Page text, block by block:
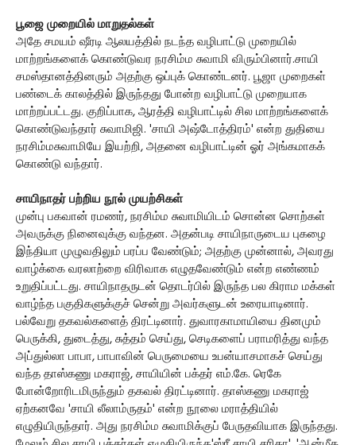
பூஜை முறையில் மாறுதல்கள்
அதே சமயம் ஷீரடி ஆலயத்தில் நடந்த வழிபாட்டு முறையில்
மாற்றங்களைக் கொண்டுவர நரசிம்ம சுவாமி விரும்பினார்.சாயி
சமஸ்தானத்தினரும் அதற்கு ஒப்புக் கொண்டனர். பூஜா முறைகள்
பண்டைக் காலத்தில் இருந்தது போன்ற வழிபாட்டு முறையாக
மாற்றப்பட்டது. குறிப்பாக, ஆரத்தி வழிபாட்டில் சில மாற்றங்களைக்
கொண்டுவந்தார் சுவாமிஜி. 'சாயி அஷ்டோத்திரம்' என்ற துதியை
நரசிம்மசுவாமியே இயற்றி, அதனை வழிபாட்டின் ஓர் அங்கமாகக்
கொண்டு வந்தார்.
சாயிநாதர் பற்றிய நூல் முயற்சிகள்
முன்பு பகவான் ரமணர், நரசிம்ம சுவாமியிடம் சொன்ன சொற்கள்
அவருக்கு நினைவுக்கு வந்தன. அதன்படி சாயிநாருடைய புகழை
இந்தியா முழுவதிலும் பரப்ப வேண்டும்; அதற்கு முன்னால், அவரது
வாழ்க்கை வரலாற்றை விரிவாக எழுதவேண்டும் என்ற எண்ணம்
உறுதிப்பட்டது. சாயிநாதருடன் தொடர்பில் இருந்த பல கிராம மக்கள்
வாழ்ந்த பகுதிகளுக்குச் சென்று அவர்களுடன் உரையாடினார்.
பல்வேறு தகவல்களைத் திரட்டினார். துவாரகாமாயியை தினமும்
பெருக்கி, துடைத்து, சுத்தம் செய்து, செடிகளைப் பராமரித்து வந்த
அப்துல்லா பாபா, பாபாவின் பெருமையை உபன்யாசமாகச் செய்து
வந்த தாஸ்கணு மகராஜ், சாயியின் பக்தர் எம்.கே. ரெகே
போன்றோரிடமிருந்தும் தகவல் திரட்டினார். தாஸ்கணு மகராஜ்
ஏற்கனவே 'சாயி லீலாம்ருதம்' என்ற நூலை மராத்தியில்
எழுதியிருந்தார். அது நரசிம்ம சுவாமிக்குப் பேருதவியாக இருந்தது.